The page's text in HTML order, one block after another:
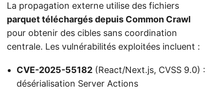
La propagation externe utilise des fichiers
parquet téléchargés depuis Common Crawl
pour obtenir des cibles sans coordination
centrale. Les vulnérabilités exploitées incluent :
CVE-2025-55182 (React/Next.js, CVSS 9.0) :
désérialisation Server Actions